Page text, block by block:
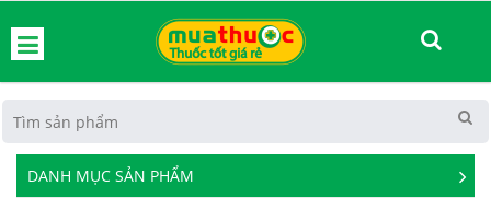
DANH MỤC SẢN PHẨM
See